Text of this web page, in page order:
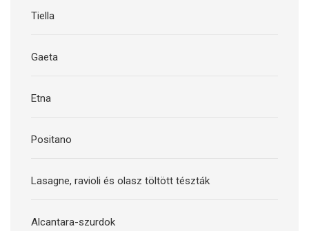
Tiella
Gaeta
Etna
Positano
Lasagne, ravioli és olasz töltött tészták
Alcantara-szurdok